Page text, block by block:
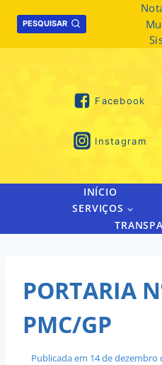
PESQUISAR
Facebook
Instagram
INÍCIO
SERVIÇOS
PORTARIA
PMC/GP
Publicada em 14 de dezembro